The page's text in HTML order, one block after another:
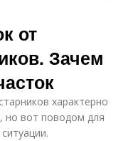
от
Зачем
характерно
но вот поводом для